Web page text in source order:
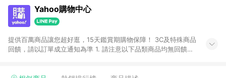
Yahoo購物中心
提供百萬商品讓您超好逛，15天鑑賞期購物保障！ 3C及特殊商品
回饋，請以訂單成立通知為準 1. 請注意以下品類商品均無回饋：